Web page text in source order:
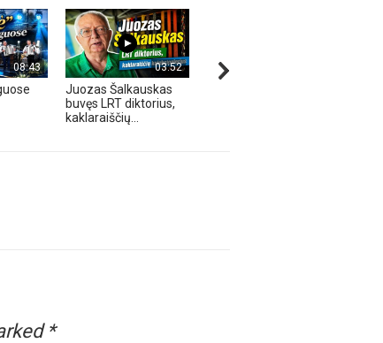
08:43 03:52
Juozas Šalkauskas
buvęs LRT diktorius,
kaklaraiščių...
*